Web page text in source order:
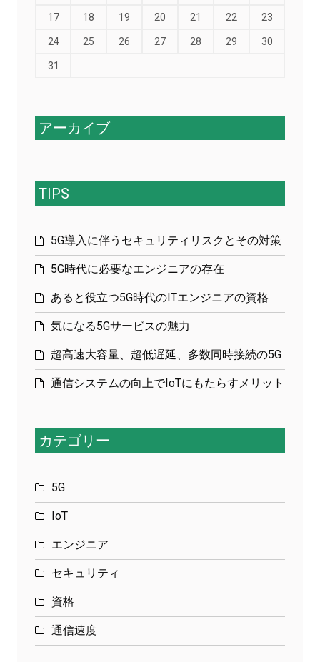
17 18 19 20 21 22 23
24 25 26 27 28 29 30
31
アーカイブ
TIPS
5G導入に伴うセキュリティリスクとその対策
5G時代に必要なエンジニアの存在
あると役立つ5G時代のITエンジニアの資格
気になる5Gサービスの魅力
超高速大容量、超低遅延、多数同時接続の5G
通信システムの向上でIoTにもたらすメリット
カテゴリー
5G
IoT
エンジニア
セキュリティ
資格
通信速度